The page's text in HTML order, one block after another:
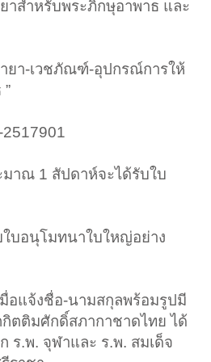
าสำหรับพระภิกษุอาพาธ และ
ยา-เวชภัณฑ์-อุปกรณ์การให้
าณ 1 สัปดาห์จะได้รับใบ
บอนุโมทนาใบใหญ่อย่าง
อแจ้งชื่อ-นามสกุลพร้อมรูปมี
ตติมศักดิ์สภากาชาดไทย ได้
ร.พ. จุฬาและ ร.พ. สมเด็จ